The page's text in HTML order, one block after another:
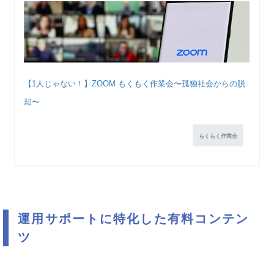
【1人じゃない！】ZOOM もくもく作業会〜孤独社会からの脱
却〜
もくもく作業会
運用サポートに特化した有料コンテン
ツ